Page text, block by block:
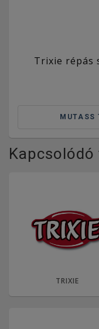
Trixie répás
MUTASS
TRIXIE